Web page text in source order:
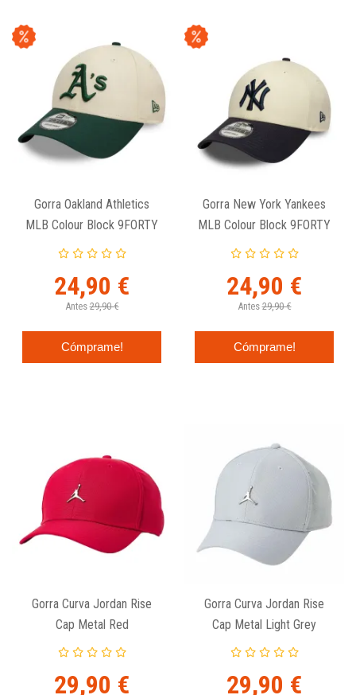
Gorra Oakland Athletics
MLB Colour Block 9FORTY
New Era
24,90 €
Antes 29,90 €
Cómprame!
Gorra New York Yankees
MLB Colour Block 9FORTY
New Era
24,90 €
Antes 29,90 €
Cómprame!
Gorra Curva Jordan Rise
Cap Metal Red
29,90 €
Gorra Curva Jordan Rise
Cap Metal Light Grey
29,90 €